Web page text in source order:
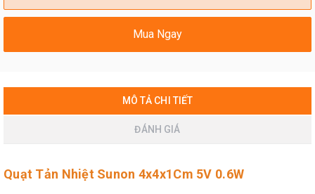
Mua Ngay
MÔ TẢ CHI TIẾT
ĐÁNH GIÁ
Quạt Tản Nhiệt Sunon 4x4x1Cm 5V 0.6W